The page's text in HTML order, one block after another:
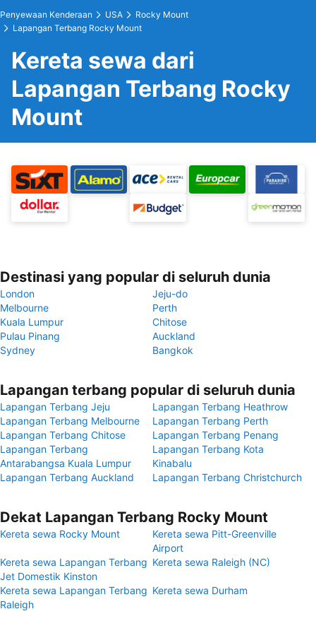
Penyewaan Kenderaan USA
Rocky Mount
Lapangan Terbang Rocky Mount
Kereta sewa dari
Lapangan Terbang Rocky
Mount
Destinasi yang popular di seluruh dunia
London
Jeju-do
Melbourne
Perth
Kuala Lumpur
Chitose
Pulau Pinang
Auckland
Sydney
Bangkok
Lapangan terbang popular di seluruh dunia
Lapangan Terbang Jeju
Lapangan Terbang Heathrow
Lapangan Terbang Melbourne
Lapangan Terbang Perth
Lapangan Terbang Chitose
Lapangan Terbang Penang
Lapangan Terbang
Antarabangsa Kuala Lumpur
Lapangan Terbang Kota
Kinabalu
Lapangan Terbang Auckland
Lapangan Terbang Christchurch
Dekat Lapangan Terbang Rocky Mount
Kereta sewa Rocky Mount
Kereta sewa Pitt-Greenville
Airport
Kereta sewa Lapangan Terbang
Jet Domestik Kinston
Kereta sewa Raleigh (NC)
Kereta sewa Lapangan Terbang
Raleigh
Kereta sewa Durham